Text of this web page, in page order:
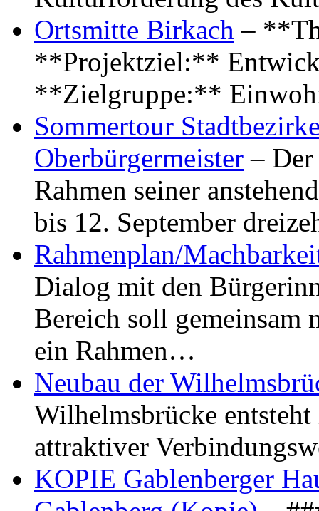
Ortsmitte Birkach –
**Projektziel:**
**Zielgruppe:**
Sommertour
Oberbürgermeister –
Rahmen seiner
bis 12. September
Rahmenplan/
Dialog mit den
Bereich soll gemeinsam
ein Rahmen…
Neubau der
Wilhelmsbrücke
attraktiver
KOPIE Gablenberger